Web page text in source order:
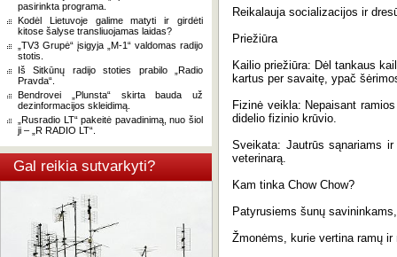
pasirinkta programa.
Kodėl Lietuvoje galime matyti ir girdėti
kitose šalyse transliuojamas laidas?
„TV3 Grupė“ įsigyja „M-1“ valdomas radijo
stotis.
Iš Sitkūnų radijo stoties prabilo „Radio
Pravda“.
Bendrovei „Plunsta“ skirta bauda už
dezinformacijos skleidimą.
„Rusradio LT“ pakeitė pavadinimą, nuo šiol
ji – „R RADIO LT“.
Gal reikia sutvarkyti?
Reikalauja socializacijos ir
Priežiūra
Kailio priežiūra: Dėl tankaus
kartus per savaitę, ypač
Fizinė veikla: Nepaisant
didelio fizinio krūvio.
Sveikata: Jautrūs sąnariams
veterinarą.
Kam tinka Chow Chow?
Patyrusiems šunų
Žmonėms, kurie vertina ramų